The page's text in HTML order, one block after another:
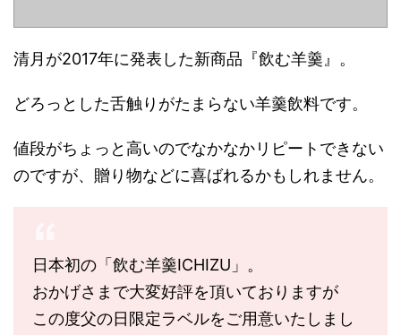
清月が2017年に発表した新商品『飲む羊羹』。
どろっとした舌触りがたまらない羊羹飲料です。
値段がちょっと高いのでなかなかリピートできない
のですが、贈り物などに喜ばれるかもしれません。
日本初の「飲む羊羹ICHIZU」。
おかげさまで大変好評を頂いておりますが
この度父の日限定ラベルをご用意いたしまし